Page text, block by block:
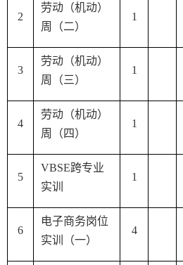
2
劳动（机动）
周（二）
1
3
劳动（机动）
周（三）
1
4
劳动（机动）
周（四）
1
5
VBSE跨专业
实训
1
6
电子商务岗位
实训（一）
4